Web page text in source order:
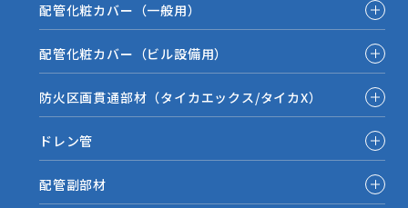
配管化粧カバー（一般用）
配管化粧カバー（ビル設備用）
防火区画貫通部材（タイカエックス/タイカX）
ドレン管
配管副部材